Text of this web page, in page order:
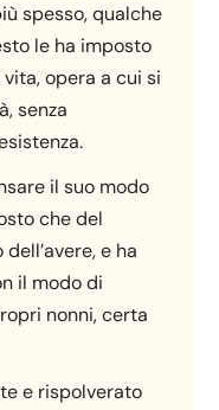
spesso, qualche
le ha imposto
opera a cui si
senza
il suo modo
che del
e ha
il modo di
nonni, certa
e rispolverato